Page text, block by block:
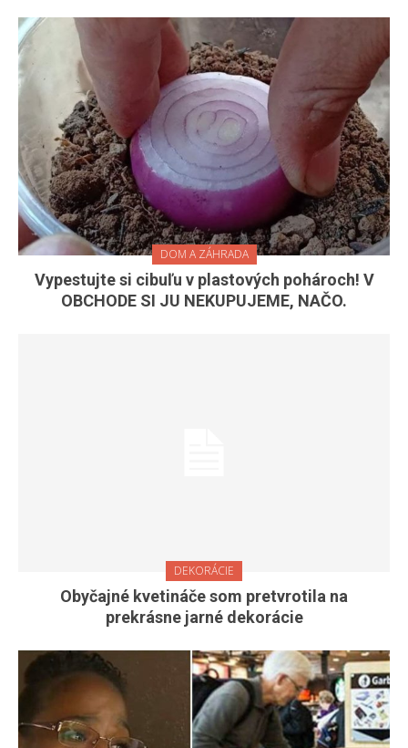
DOM A ZÁHRADA
Vypestujte si cibuľu v plastových pohároch! V
OBCHODE SI JU NEKUPUJEME, NAČO.
DEKORÁCIE
Obyčajné kvetináče som pretvrotila na
prekrásne jarné dekorácie